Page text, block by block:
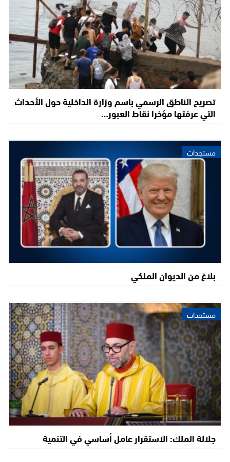
تصريح الناطق الرسمي باسم وزارة الداخلية حول الأحداث
التي عرفتها مؤخرا نقاط العبور…
مستجدات
بلاغ من الديوان الملكي
مستجدات
جلالة الملك: الاستقرار عامل أساسي في التنمية